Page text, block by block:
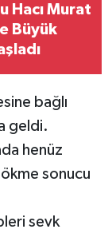
Hacı Murat
Büyük
bağlı
geldi.
henüz
sonucu
sevk